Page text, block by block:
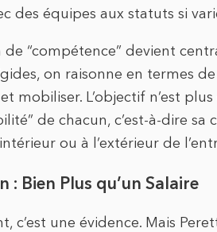
des équipes aux statuts si
de “compétence” devient
on raisonne en termes
mobiliser. L’objectif n’est
de chacun, c’est-à-dire
ou à l’extérieur de
: Bien Plus qu’un Salaire
c’est une évidence. Mais